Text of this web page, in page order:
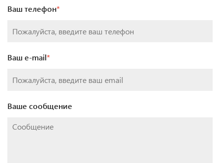
Ваш телефон*
Ваш e-mail*
Ваше сообщение